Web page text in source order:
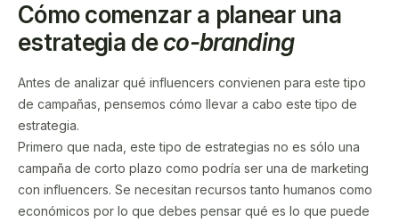
Cómo comenzar a planear una
estrategia deco-branding
Antes de analizar qué influencers convienen para este tipo
de campañas, pensemos cómo llevar a cabo este tipo de
estrategia.
Primero que nada, este tipo de estrategias no es sólo una
campaña de corto plazo como podría ser una de marketing
con influencers. Se necesitan recursos tanto humanos como
económicos por lo que debes pensar qué es lo que puede